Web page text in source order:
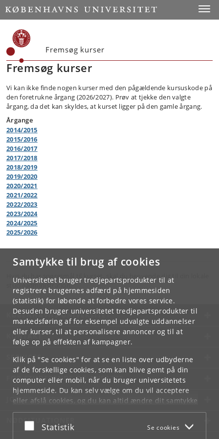
Samtykke til brug af cookies
Universitetet bruger tredjepartsprodukter til at
registrere brugernes adfærd på hjemmesiden
(statistik) for løbende at forbedre vores service.
Desuden bruger universitetet tredjepartsprodukter til
markedsføring af for eksempel udvalgte uddannelser
eller kurser, til at personalisere annoncer og til at
følge op på effekten af kampagner.
Klik på "Se cookies" for at se en liste over udbyderne
af de forskellige cookies, som kan blive gemt på din
computer eller mobil, når du bruger universitetets
hjemmeside. Du kan selv vælge om du vil acceptere
eller afslå cookies, og du kan altid ændre dit samtykke
underCookie- og privatlivspolitiksom du finder i
bunden af hver side.
Acceptér eller afslå
Statistik Se cookies
Fremsøg kurser
Fremsøg kurser
Vi kan ikke finde nogen kurser med den pågældende kursuskode på
den foretrukne årgang (2026/2027). Prøv at tjekke den valgte
årgang, da det kan skyldes, at kurset ligger på den gamle årgang.
Årgange
2014/2015
2015/2016
2016/2017
2017/2018
2018/2019
2019/2020
2020/2021
2021/2022
2022/2023
2023/2024
2024/2025
2025/2026
Hvis du har spørgsmål til kurset, skal du henvende dig til din lokale
studieadministration.
KØBENHAVNS UNIVERSITET
KONTAKT
SERVICES
FOR STUDERENDE OG ANSATTE
JOB OG KARRIERE
NØDSITUATIONER